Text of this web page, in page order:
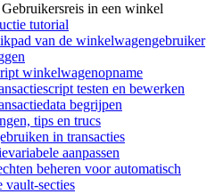
in een winkel
tutorial
van de winkelwagengebruiker
winkelwagenopname
testen en bewerken
begrijpen
tips en trucs
in transacties
aanpassen
beheren voor automatisch
vault-secties